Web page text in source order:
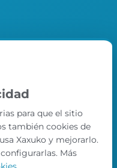
para que el sitio
también cookies de
Xaxuko y mejorarlo.
Más